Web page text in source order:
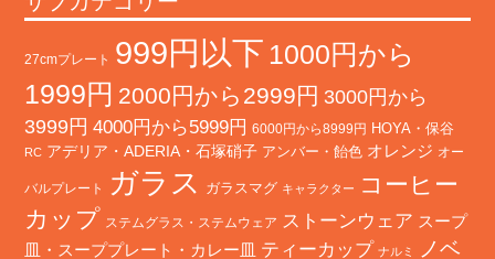
27cmプレート 999円以下 1000円から
1999円 2000円から2999円 3000円から
3999円 4000円から5999円 6000円から8999円 HOYA・保谷
RC アデリア・ADERIA・石塚硝子 アンバー・飴色 オレンジ オー
バルプレート ガラス ガラスマグ キャラクター
コーヒー
カップ ステムグラス・ステムウェア ストーンウェア スープ
皿・スーププレート・カレー皿 ティーカップ ナルミ
ノベ